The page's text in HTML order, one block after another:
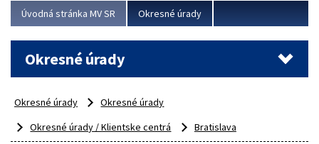
Viac
Úvodná stránka MV SR Okresné úrady
Okresné úrady
Okresné úrady
Okresné úrady
Okresné úrady / Klientske centrá
Bratislava